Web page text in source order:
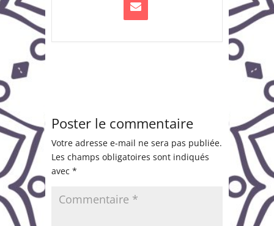
Poster le commentaire
Votre adresse e-mail ne sera pas publiée.
Les champs obligatoires sont indiqués
avec *